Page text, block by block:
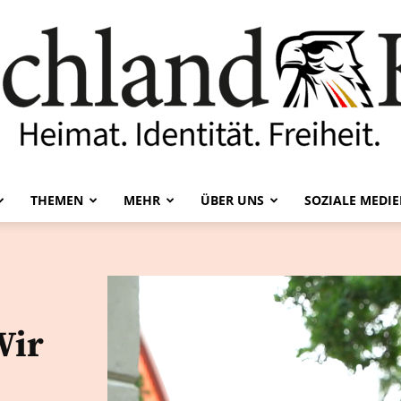
THEMEN MEHR ÜBER UNS SOZIALE